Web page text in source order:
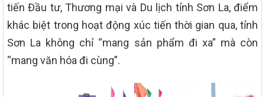
tiến Đầu tư, Thương mại và Du lịch tỉnh Sơn La, điểm
khác biệt trong hoạt động xúc tiến thời gian qua, tỉnh
Sơn La không chỉ “mang sản phẩm đi xa” mà còn
“mang văn hóa đi cùng”.